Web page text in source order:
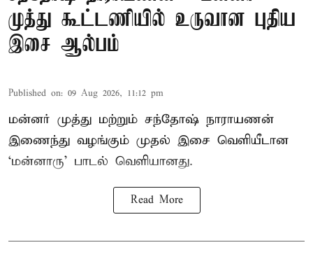
முத்து கூட்டணியில் உருவான புதிய
இசை ஆல்பம்
Published on: 09 Aug 2026, 11:12 pm
மன்னர் முத்து மற்றும் சந்தோஷ் நாராயணன்
இணைந்து வழங்கும் முதல் இசை வெளியீடான
‘மன்னாரு’ பாடல் வெளியானது.
Read More